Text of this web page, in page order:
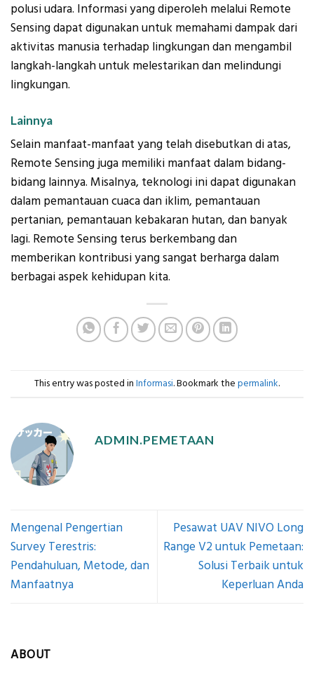
polusi udara. Informasi yang diperoleh melalui Remote
Sensing dapat digunakan untuk memahami dampak dari
aktivitas manusia terhadap lingkungan dan mengambil
langkah-langkah untuk melestarikan dan melindungi
lingkungan.
Lainnya
Selain manfaat-manfaat yang telah disebutkan di atas,
Remote Sensing juga memiliki manfaat dalam bidang-
bidang lainnya. Misalnya, teknologi ini dapat digunakan
dalam pemantauan cuaca dan iklim, pemantauan
pertanian, pemantauan kebakaran hutan, dan banyak
lagi. Remote Sensing terus berkembang dan
memberikan kontribusi yang sangat berharga dalam
berbagai aspek kehidupan kita.
This entry was posted in Informasi. Bookmark the permalink.
ADMIN.PEMETAAN
Mengenal Pengertian
Survey Terestris:
Pendahuluan, Metode, dan
Manfaatnya
Pesawat UAV NIVO Long
Range V2 untuk Pemetaan:
Solusi Terbaik untuk
Keperluan Anda
ABOUT